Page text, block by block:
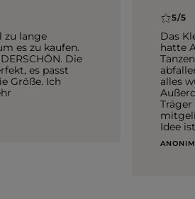
zu lange
es zu kaufen.
Die
es passt
Größe. Ich
5/5
Das
hatte
alles
Idee
ANONIM